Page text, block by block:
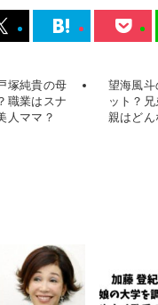
塚純貴の母
職業はスナ
人ママ？
望海風
ット？
親はど